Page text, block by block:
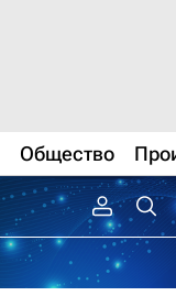
Общество